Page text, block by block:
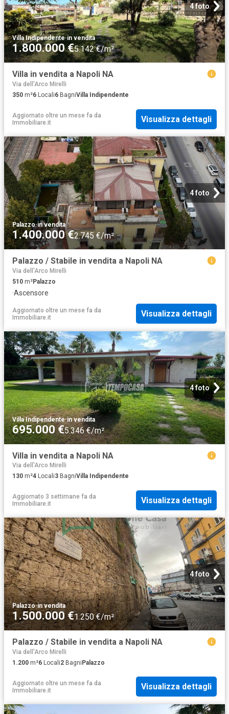
4 foto
Villa Indipendente·in vendita
1.800.000 €5.142 €/m²
Villa in vendita a Napoli NA
Via dell'Arco Mirelli
350 m²6 Locali6 BagniVilla Indipendente
Aggiornato oltre un mese fa da
Immobiliare.it
Visualizza dettagli
4 foto
Palazzo·in vendita
1.400.000 €2.745 €/m²
Palazzo / Stabile in vendita a Napoli NA
Via dell'Arco Mirelli
510 m²Palazzo
·Ascensore
Aggiornato oltre un mese fa da
Immobiliare.it
Visualizza dettagli
4 foto
Villa Indipendente·in vendita
695.000 €5.346 €/m²
Villa in vendita a Napoli NA
Via dell'Arco Mirelli
130 m²4 Locali3 BagniVilla Indipendente
Aggiornato 3 settimane fa da
Immobiliare.it
Visualizza dettagli
4 foto
Palazzo·in vendita
1.500.000 €1.250 €/m²
Palazzo / Stabile in vendita a Napoli NA
Via dell'Arco Mirelli
1.200 m²6 Locali2 BagniPalazzo
Aggiornato oltre un mese fa da
Immobiliare.it
Visualizza dettagli